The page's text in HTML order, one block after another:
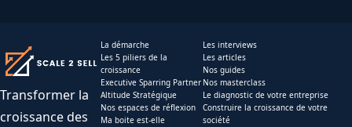
Transformer la
croissance des
La démarche
Les 5 piliers de la
croissance
Executive Sparring Partner
Altitude Stratégique
Nos espaces de réflexion
Ma boite est-elle
Les interviews
Les articles
Nos guides
Nos masterclass
Le diagnostic de votre entreprise
Construire la croissance de votre
société